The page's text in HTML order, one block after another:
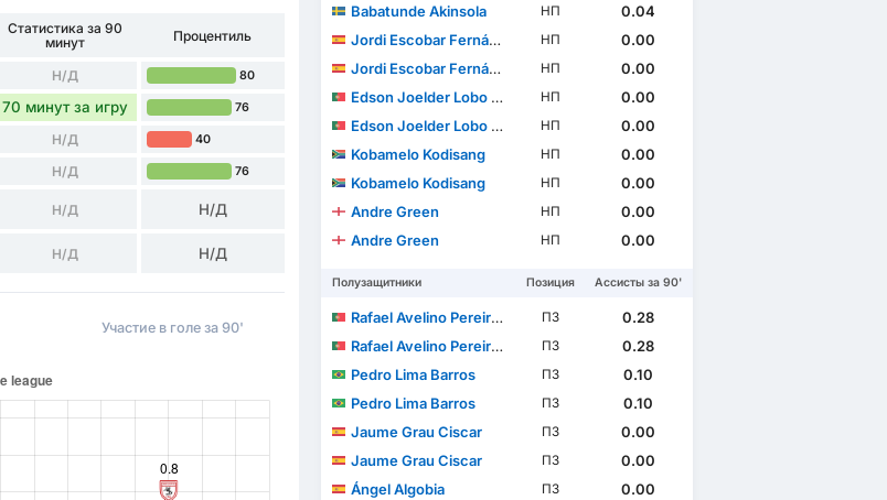
Статистика за 90
минут
Процентиль
Н/Д 80
70 минут за игру 76
Н/Д 40
Н/Д 76
Н/Д Н/Д
Н/Д Н/Д
Участие в голе за 90'
Babatunde Akinsola
НП
0.04
Jordi Escobar Fernández
НП
0.00
Jordi Escobar Fernández
НП
0.00
Edson Joelder Lobo Mucuana
НП
0.00
Edson Joelder Lobo Mucuana
НП
0.00
Kobamelo Kodisang
НП
0.00
Kobamelo Kodisang
НП
0.00
Andre Green
НП
0.00
Andre Green
НП 0.00
Полузащитники Позиция Ассисты за 90'
Rafael Avelino Pereira Pinto Barbosa ПЗ
0.28
Rafael Avelino Pereira Pinto Barbosa
ПЗ
0.28
Pedro Lima Barros
ПЗ
0.10
Pedro Lima Barros
ПЗ
0.10
Jaume Grau Ciscar
ПЗ
0.00
Jaume Grau Ciscar
ПЗ
0.00
Ángel Algobia
ПЗ
0.00